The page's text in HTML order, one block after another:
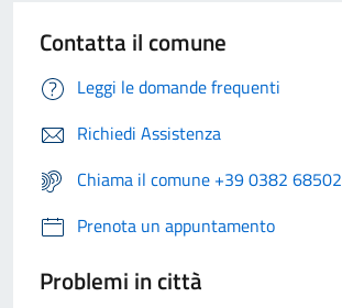
Contatta il comune
Leggi le domande frequenti
Richiedi Assistenza
Chiama il comune +39 0382 68502
Prenota un appuntamento
Problemi in città